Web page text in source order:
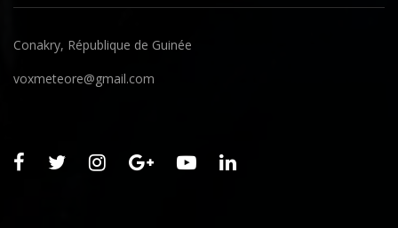
Conakry, République de Guinée
voxmeteore@gmail.com